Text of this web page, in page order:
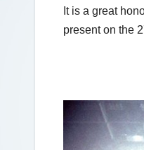
It is a great
present on the